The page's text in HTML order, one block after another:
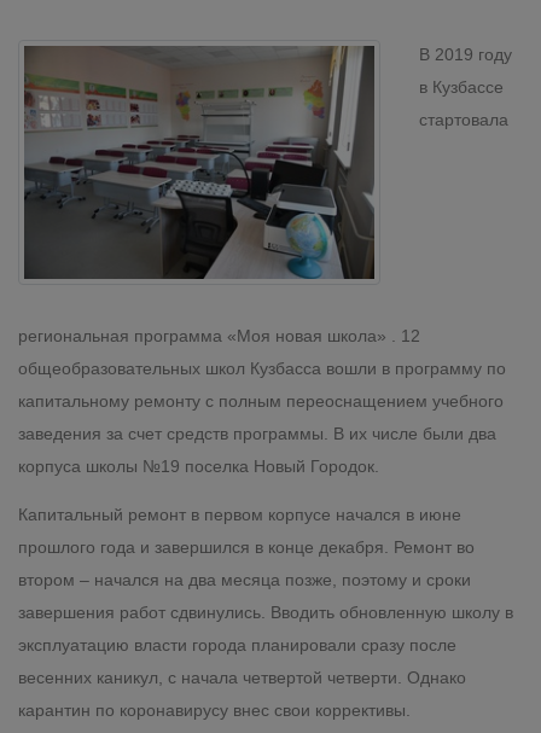
В 2019 году
в Кузбассе
стартовала
региональная программа «Моя новая школа» . 12
общеобразовательных школ Кузбасса вошли в программу по
капитальному ремонту с полным переоснащением учебного
заведения за счет средств программы. В их числе были два
корпуса школы №19 поселка Новый Городок.
Капитальный ремонт в первом корпусе начался в июне
прошлого года и завершился в конце декабря. Ремонт во
втором – начался на два месяца позже, поэтому и сроки
завершения работ сдвинулись. Вводить обновленную школу в
эксплуатацию власти города планировали сразу после
весенних каникул, с начала четвертой четверти. Однако
карантин по коронавирусу внес свои коррективы.